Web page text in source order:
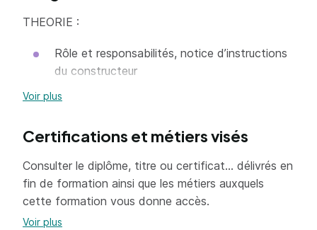
THEORIE :
Rôle et responsabilités, notice d’instructions
du constructeur
Instances et organismes de prévention
Catégories et spécificités
Dispositifs de sécurité
Motorisation et circuit hydraulique
Voir plus
Certifications et métiers visés
Consulter le diplôme, titre ou certificat... délivrés en
fin de formation ainsi que les métiers auxquels
cette formation vous donne accès.
Voir plus